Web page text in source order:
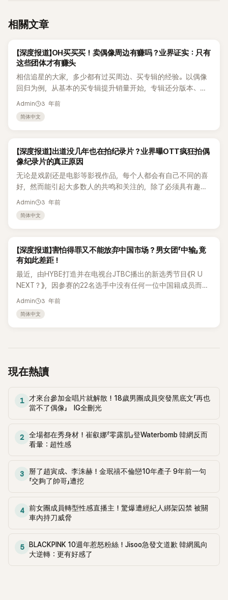
相關文章
K-BIZ
【深度报道】OH买买买！卖偶像周边有赚吗？业界证实：只有
这些团体才有赚头
相信追星的大家，多少都有过买周边、买专辑的经验。以偶像
回归为例，从基本的买专辑提升销量开始，专辑还分版本、随
机小卡、不同通路特典、签售专辑特典到智能专辑甚至是后续
专辑，买都买不完。 然而，这还不是结束，如果偶像开演唱会
或见面会就会需要购买手灯、官方MD（商品），即使不办活
动，也会有各种联名代言或是从偶像延伸出的虚拟角色等相关
背后，究竟隐藏了多少商机和收益，都是我们下面将要一起讨
论的内容。 从偶像的周边商品开始，自K-POP开始流行后市场
逐渐扩大，除了专辑本身外，艺人明星的周边商品也成为粉丝
主要消费的项目之一，而销售途径也从单一的实体店面（例
如：唱片行）转向在线购物，甚至开始推出限定的“快闪店”等
实体销售据点，来刺激消费。 尽管在线购买周边商品现在并不
稀奇，但在韩国娱乐产业中，最早转战在线销售的可以说是SM
而且准确的看中了海外市场的潜力，让非本地的粉丝能更方便
地进行购买。 除了销售渠道的改变，许多公司还会另外推出地
区性周边，例如日本限定周边、欧美国家限定商品等。但是一
味的推出周边商品就一定能卖出去吗？如何刺激粉丝购买以及
计算收益也是公司必须去策划及考量的事。 "偶像明星周边商
品"顾名思义就是与偶像明星相关的产品，但现在仅仅以与偶像
明星的关联来包装商品是不够的，而是开始强调专属感以及如
人加油，甚至可以使用中控系统使应援棒随着台上的演出变换
颜色，当台上的艺人在热歌热舞的同时，台下的粉丝们可以通
起完成演出。 然而，难道艺人非得发专辑回归、有活动或是特
定节日才能卖周边产品吗？许多公司也开始寻找品牌合作推出
前提到的快闪店、短期概念店来吸引粉丝，并采取"限时、限
量"的营销方式来刺激购买。 但究竟通过销售周边商品能赚取
今相比通过音乐获得的收益，销售周边的收益更大。” 从去年
的韩国四大经纪公司来看，JYP娱乐第一季度的MD销售额比前
PLUS在去年度的第一季度报告中表现亮眼，销售额也持续增
表示，“除非是SM娱乐或HYBE娱乐等大型策划公司，否则MD
商品无法持续销售。”这是因为，粉丝规模越大，MD产品的种
Admin 3 年前
简体中文
K-POP
【深度报道】出道没几年也在拍纪录片？业界曝OTT疯狂拍偶
像纪录片的真正原因
无论是戏剧还是电影等影视作品，每个人都会有自己不同的喜
好，然而能引起大多数人的共鸣和关注的，除了必须具有趣味
性外，是否具有大众性也是非常重要的。 然而，说到娱乐产
业，Kpop在全球的蔓延速度可以说是相当快的，不仅席卷了亚
洲，也逐渐向欧美市场发展。但是与全球音乐市场相比，它还
不能算是大众和主流的程度。 换句话说，Kpop比起被路人收
一段时间的大量收听。 既然Kpop和偶像等主题具有一定的局
限性，那么为什么近两三年来OTT平台仍然持续制作以偶像为
主题的纪录片呢？除了粉丝，真的有人会看这样的纪录片吗？
因为纪录片不像一般的影视作品，有明确的台词和剧情、角色
设定，而是以叙事角度去表达事件和经验，所以纪录片通常吸
引的是对该事件和领域或特定对象有兴趣的人群为主要听众。
尽管纪录片的受众相当有限，但不难发现这几年间，许多OTT
呈现出来。 有一家策划公司的业内制作人表示：“无论从内容
制作人的立角度，还是从大众的视角来看，偶像团体的成员都
合公司策划的特定团体的世界观或表演，但在舞台上又要求展
现完美、展现洒脱的魅力，这也间接体现出偶像们肩负着无法
呢？相关人士透露，由于更多样化的内容都在同时竞争，因此
从产业的角度来看，最近受到强烈关注的团体数量增加，大众
成员，也能充分引起有意义的关注度。 然而，并不是说只有大
势偶像才有资格拍纪录片，如前文所说，由于纪录片本身在受
女团Blackpink拍摄「BLACKPINK: 照亮天空」，Disney+ 更加积
极地规划了以韩国偶像为主题的纪录片内容。 像是BTS完整纪
「j-hope IN THE BOX」。 此外，还有出道进入第18年的Super
Junior的背后故事《Super Junior：The Last Man Standing》，
Admin 3 年前
简体中文
K-BIZ
【深度报道】害怕得罪又不能放弃中国市场？男女团「中输」竟
有如此差距！
最近，由HYBE打造并在电视台JTBC播出的新选秀节目《R U
NEXT？》，因参赛的22名选手中没有任何一位中国籍成员而引
起关注。此外，先前BTS的成员SUGA在直播中提到当前韩国
艺人无法在中国活动的实情，使得"中国"与KPOP的关系再度引
发一阵讨论。 尽管许多人在政治上对中国有着不同的看法，但
无法否认的是，无论是哪个国家，都无法轻易舍弃及忽视中国
始推出中国小分队等手法，KPOP早已对广大的中国市场抱持
萨德反导弹系统事件，让中韩之间的关系越发紧张，中国更是
直接开启了对韩国的各种限制，并将范围扩大至演艺圈等艺人
失去了庞大的中国市场，但很多经纪公司仍未放弃中国商机。
除了选择加入中国籍成员到团体中，间接刺激所谓的“中输”销
余的周边等代言商品的销售。但说穿了，想要赚中国的钱也并
非想象中的容易，由于中国市场一直是K-POP产业的敏感争论
议，也让艺人陷入被中韩网友攻击的目标。 尽管目前KPOP试
图减少对中国市场的依赖，转向欧美等国际路线，并持续加强
国仍然是一个无法忽视的存在，而这样的情况从现今的男女团
来看，情形又有些许的不同。 由于"中输"是个少则10-20万
Admin 3 年前
简体中文
現在熱讀
1
才來台參加金唱片就解散！18歲男團成員突發黑底文「再也
當不了偶像」 IG全刪光
2
全場都在秀身材！崔叡娜「零露肌」登Waterbomb 韓網反而
看暈：超性感
3
掰了趙寅成、李洙赫！金珉禧不倫戀10年產子 9年前一句
「交夠了帥哥」遭挖
4
前女團成員轉型性感直播主！驚爆遭經紀人綁架囚禁 被關
車內持刀威脅
5
BLACKPINK 10週年惹怒粉絲！Jisoo急發文道歉 韓網風向
大逆轉：更有好感了